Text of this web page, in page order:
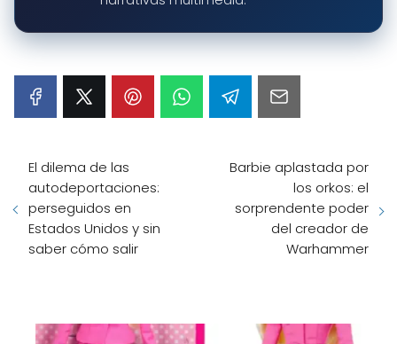
El dilema de las
autodeportaciones:
perseguidos en
Estados Unidos y sin
saber cómo salir
Barbie aplastada por
los orkos: el
sorprendente poder
del creador de
Warhammer